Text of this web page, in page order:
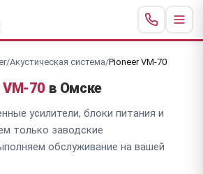
/Акустическая система/Pioneer VM-70
VM-70 в Омске
усилители, блоки питания и
только заводские
обслуживание на вашей